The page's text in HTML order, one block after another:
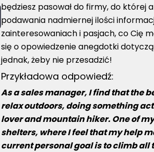
będziesz pasował do firmy, do której
podawania nadmiernej ilości
zainteresowaniach i pasjach, co Cię
się o opowiedzenie anegdotki
jednak, żeby nie przesadzić!
Przykładowa odpowiedź:
As a sales manager, I find that the
relax outdoors, doing something
lover and mountain hiker. One of
shelters, where I feel that my help
current personal goal is to climb all